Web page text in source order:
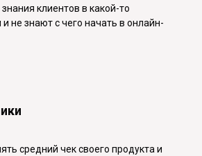
клиентов в какой-то
не знают с чего начать в онлайн-
средний чек своего продукта и